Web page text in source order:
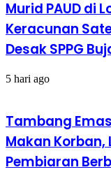
Murid PAUD di
Keracunan
Desak SPPG
5 hari ago
Tambang
Makan Korban,
Pembiaran